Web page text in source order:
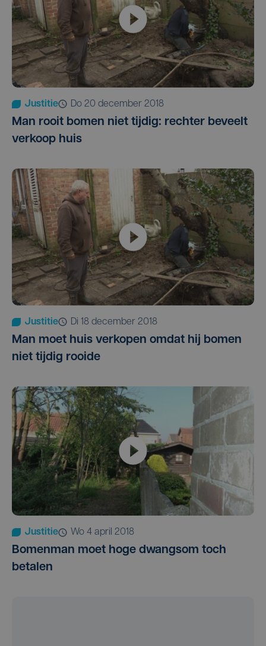
Justitie do 20 december 2018
Man rooit bomen niet tijdig: rechter beveelt
verkoop huis
Justitie di 18 december 2018
Man moet huis verkopen omdat hij bomen
niet tijdig rooide
Justitie wo 4 april 2018
Bomenman moet hoge dwangsom toch
betalen